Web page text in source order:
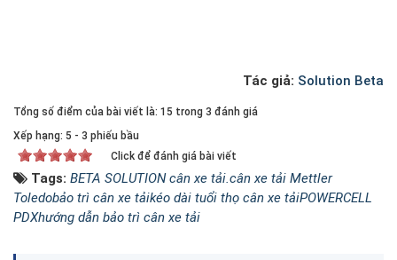
Tác giả: Solution Beta
Tổng số điểm của bài viết là: 15 trong 3 đánh giá
Xếp hạng: 5 - 3 phiếu bầu
Click để đánh giá bài viết
Tags: BETA SOLUTION cân xe tải. cân xe tải Mettler
Toledobảo trì cân xe tảikéo dài tuổi thọ cân xe tảiPOWERCELL
PDXhướng dẫn bảo trì cân xe tải